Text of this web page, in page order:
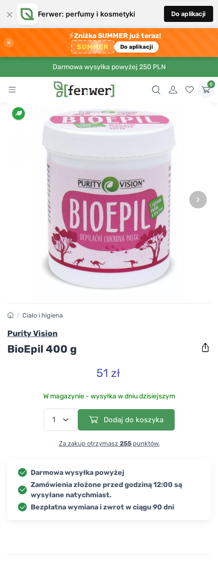
× Ferwer: perfumy i kosmetyki Do aplikacji
×
⚡Zniżka SUMMER już teraz!
SUMMER Do aplikacji
Darmowa wysyłka powyżej 250 PLN
0
›
/ Ciało i higiena
Purity Vision
BioEpil 400 g
51 zł
W magazynie - wysyłka w dniu dzisiejszym
Dodaj do koszyka
Za zakup otrzymasz 255punktów.
Darmowa wysyłka powyżej
Zamówienia złożone przed godziną 12:00 są
wysyłane natychmiast.
Bezpłatna wymiana i zwrot w ciągu 90 dni